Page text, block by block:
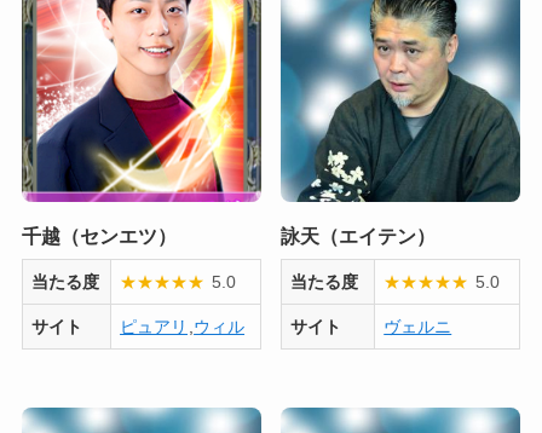
千越（センエツ）
当たる度 ★★★★★ 5.0
サイト ピュアリ ,ウィル
詠天（エイテン）
当たる度 ★★★★★ 5.0
サイト ヴェルニ